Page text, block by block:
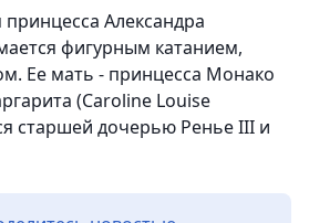
Александра
фигурным катанием,
Ее мать - принцесса Монако
(Caroline Louise
старшей дочерью Ренье III и